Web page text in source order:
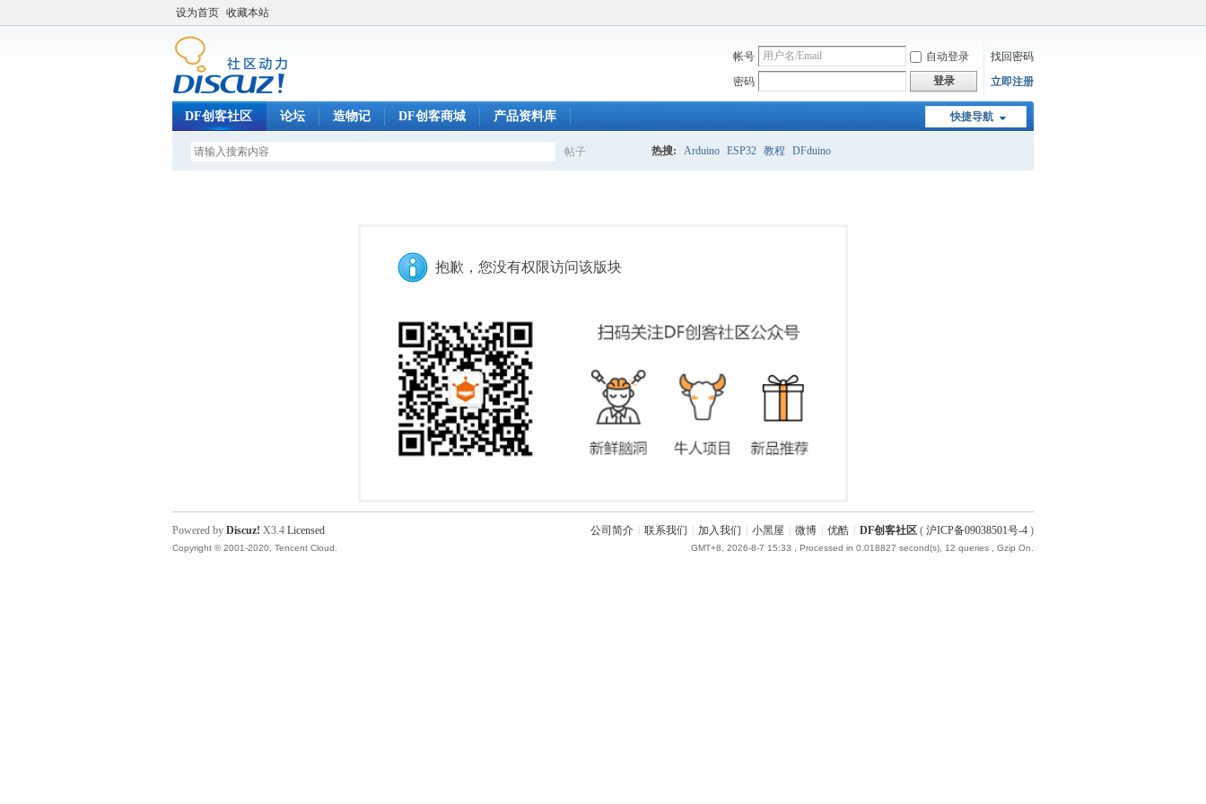
设为首页 收藏本站
帐号 自动登录
找回密码
密码
登录 立即注册
快捷导航
DF创客社区 论坛 造物记 DF创客商城 产品资料库
帖子 热搜: Arduino ESP32 教程 DFduino
抱歉，您没有权限访问该版块
公司简介 联系我们 加入我们 小黑屋 微博 优酷 DF创客社区 ( 沪ICP备09038501号-4 )
GMT+8, 2026-8-7 15:33 , Processed in 0.018827 second(s), 12 queries , Gzip On.
Powered by Discuz! X3.4 Licensed
Copyright © 2001-2020, Tencent Cloud.